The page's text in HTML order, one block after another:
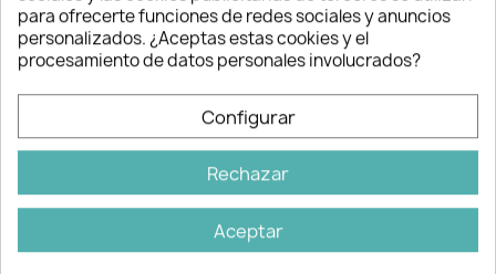
mano como para coser a máquina sin
importar el tipo de puntada. Garantiza
una costura óptima sin desperdicios ni
fruncidos del hilo incluso con agujas muy
finas a partir de un grosor de 60 NM.
Gracias a su alta resistencia a roturas y
fricciones obtenemos unas costuras
fuertes y resistentes. No suelta pelusa.
Composición: 100% poliéster. Cantidad:
100 metros. El precio se refiere a la
para ofrecerte funciones de redes sociales y anuncios
personalizados. ¿Aceptas estas cookies y el
procesamiento de datos personales involucrados?
Configurar
Rechazar
Aceptar